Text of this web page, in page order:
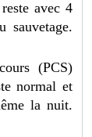
avec 4
sauvetage.
(PCS)
normal et
la nuit.